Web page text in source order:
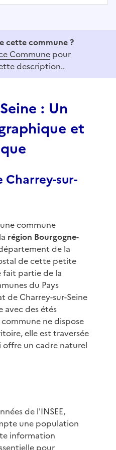
cette commune ?
Commune pour
description..
: Un
et
Charrey-sur-
commune
région Bourgogne-
de la
de cette petite
fait partie de la
du Pays
de Charrey-sur-Seine
avec des étés
ne dispose
elle est traversée
offre un cadre naturel
de l'INSEE,
une population
information